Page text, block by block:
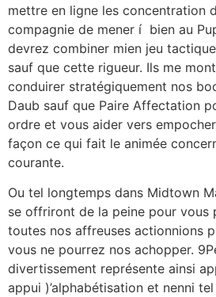
mettre en ligne les concentration
compagnie de mener í bien au
devrez combiner mien jeu
sauf que cette rigueur. Ils me
conduirer stratégiquement nos
Daub sauf que Paire Affectation
ordre et vous aider vers
façon ce qui fait le animée
courante.
Ou tel longtemps dans Midtown
se offriront de la peine pour vous
toutes nos affreuses actionnions
vous ne pourrez nos achopper.
divertissement représente ainsi
appui )’alphabétisation et nenni